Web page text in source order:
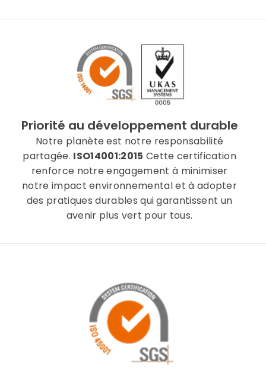
Priorité au développement durable
Notre planète est notre responsabilité
partagée. ISO14001:2015 Cette certification
renforce notre engagement à minimiser
notre impact environnemental et à adopter
des pratiques durables qui garantissent un
avenir plus vert pour tous.